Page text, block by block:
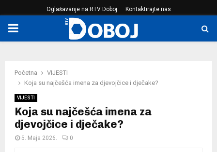
Oglašavanje na RTV Doboj Kontaktirajte nas
PRIMARY
Početna
VIJESTI
Koja su najčešća imena za djevojčice i dječake?
VIJESTI
Koja su najčešća imena za
djevojčice i dječake?
5. Maja 2026. 0